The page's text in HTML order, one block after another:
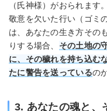
（氏神様）がおられます
敬意を欠いた行い（ゴミ
は、あなたの生き方その
りする場合、 その土地の
に、その穢れを持ち込む
たに警告を送っているの
3. あなたの魂と、